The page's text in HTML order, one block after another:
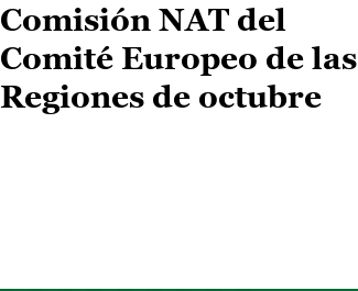
Comisión NAT del
Comité Europeo de las
Regiones de octubre